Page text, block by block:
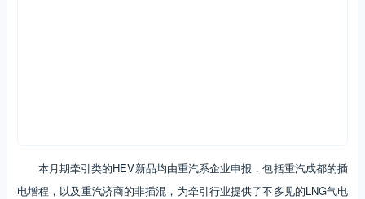
本月期牵引类的HEV新品均由重汽系企业申报，包括重汽成都的插
电增程，以及重汽济商的非插混，为牵引行业提供了不多见的LNG气电